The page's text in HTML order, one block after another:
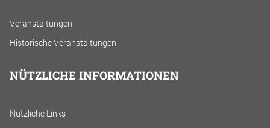
Veranstaltungen
Historische Veranstaltungen
NÜTZLICHE INFORMATIONEN
Nützliche Links